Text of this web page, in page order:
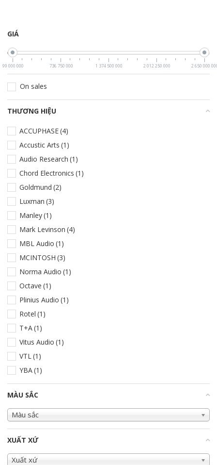
GIÁ
99 000 000 736 750 000 1 374 500 000 2 012 250 000 2 650 000
On sales
THƯƠNG HIỆU
ACCUPHASE(4)
Accustic Arts (1)
Audio Research (1)
Chord Electronics (1)
Goldmund (2)
Luxman (3)
Manley(1)
Mark Levinson (4)
MBL Audio (1)
MCINTOSH (3)
Norma Audio (1)
Octave (1)
Plinius Audio (1)
Rotel (1)
T+A(1)
Vitus Audio (1)
VTL(1)
YBA(1)
MÀU SẮC
Màu sắc
XUẤT XỨ
Xuất xứ